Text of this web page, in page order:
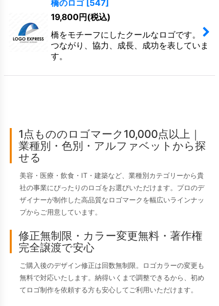
橋のロゴ 547
19,800円(税込)
橋をモチーフにしたクールなロゴです。
つながり、協力、成長、成功を表していま
す。
1点もののロゴマーク10,000点以上｜
業種別・色別・アルファベットから探
せる
美容・医療・飲食・IT・建築など、業種別カテゴリーから貴
社の事業にぴったりのロゴをお選びいただけます。プロのデ
ザイナーが制作した高品質なロゴマークを幅広いラインナッ
プからご用意しています。
修正無制限・カラー変更無料・著作権
完全譲渡で安心
ご購入後のデザイン修正は回数無制限。ロゴカラーの変更も
無料で対応いたします。納得いくまで調整できるから、初め
てロゴ制作を依頼する方も安心してご利用いただけます。